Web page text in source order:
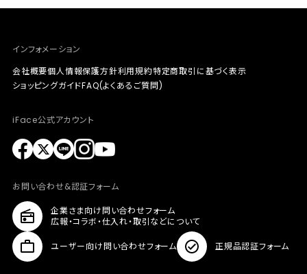
インフォメーション
会社概要個人情報保護方針利用規約特定商取引に基づく表示
ショッピングガイドFAQ(よくあるご質問)
iFace公式アカウント
お問い合わせ&認証フォーム
企業さま向け問い合わせフォーム
広報・コラボ・仕入れ・取引などについて
ユーザー向け問い合わせフォーム 正規品認証フォーム